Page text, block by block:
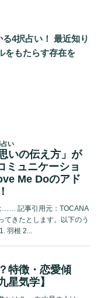
る4択占い！ 最近知り
をもたらす存在を